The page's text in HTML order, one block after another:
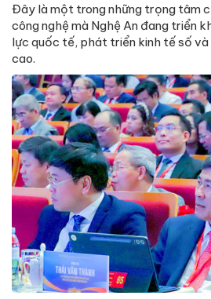
Đây là một trong những trọng tâm
công nghệ mà Nghệ An đang triển
lực quốc tế, phát triển kinh tế số và
cao.